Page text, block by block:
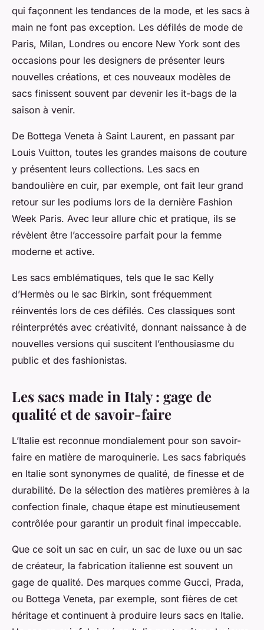
qui façonnent les tendances de la mode, et les sacs à
main ne font pas exception. Les défilés de mode de
Paris, Milan, Londres ou encore New York sont des
occasions pour les designers de présenter leurs
nouvelles créations, et ces nouveaux modèles de
sacs finissent souvent par devenir les it-bags de la
saison à venir.
De Bottega Veneta à Saint Laurent, en passant par
Louis Vuitton, toutes les grandes maisons de couture
y présentent leurs collections. Les sacs en
bandoulière en cuir, par exemple, ont fait leur grand
retour sur les podiums lors de la dernière Fashion
Week Paris. Avec leur allure chic et pratique, ils se
révèlent être l’accessoire parfait pour la femme
moderne et active.
Les sacs emblématiques, tels que le sac Kelly
d’Hermès ou le sac Birkin, sont fréquemment
réinventés lors de ces défilés. Ces classiques sont
réinterprétés avec créativité, donnant naissance à de
nouvelles versions qui suscitent l’enthousiasme du
public et des fashionistas.
Les sacs made in Italy : gage de
qualité et de savoir-faire
L’Italie est reconnue mondialement pour son savoir-
faire en matière de maroquinerie. Les sacs fabriqués
en Italie sont synonymes de qualité, de finesse et de
durabilité. De la sélection des matières premières à la
confection finale, chaque étape est minutieusement
contrôlée pour garantir un produit final impeccable.
Que ce soit un sac en cuir, un sac de luxe ou un sac
de créateur, la fabrication italienne est souvent un
gage de qualité. Des marques comme Gucci, Prada,
ou Bottega Veneta, par exemple, sont fières de cet
héritage et continuent à produire leurs sacs en Italie.